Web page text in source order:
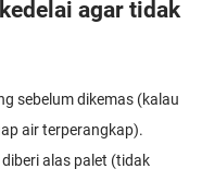
agar tidak
sebelum dikemas (kalau
air terperangkap).
alas palet (tidak